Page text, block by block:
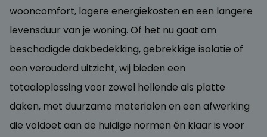
wooncomfort, lagere energiekosten en een langere
levensduur van je woning. Of het nu gaat om
beschadigde dakbedekking, gebrekkige isolatie of
een verouderd uitzicht, wij bieden een
totaaloplossing voor zowel hellende als platte
daken, met duurzame materialen en een afwerking
die voldoet aan de huidige normen én klaar is voor